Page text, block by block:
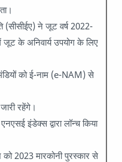
(सीसीईए) ने जूट वर्ष 2022-
के अनिवार्य उपयोग के लिए
को ई-नाम (e-NAM) से
रहेंगे।
इंडेक्स द्वारा लॉन्च किया
2023 मारकोनी पुरस्कार से